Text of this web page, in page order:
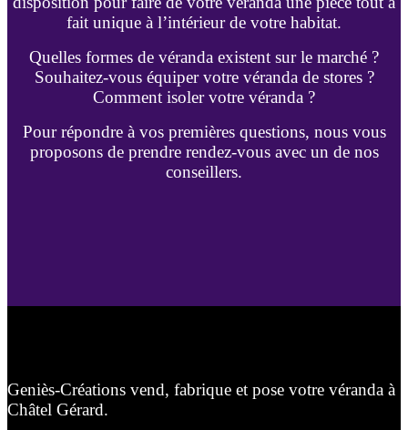
fait unique à l’intérieur de votre habitat.
Quelles formes de véranda existent sur le marché ?
Souhaitez-vous équiper votre véranda de stores ?
Comment isoler votre véranda ?
Pour répondre à vos premières questions, nous vous
proposons de prendre rendez-vous avec un de nos
conseillers.
Geniès-Créations vend, fabrique et pose votre véranda à
Châtel Gérard.